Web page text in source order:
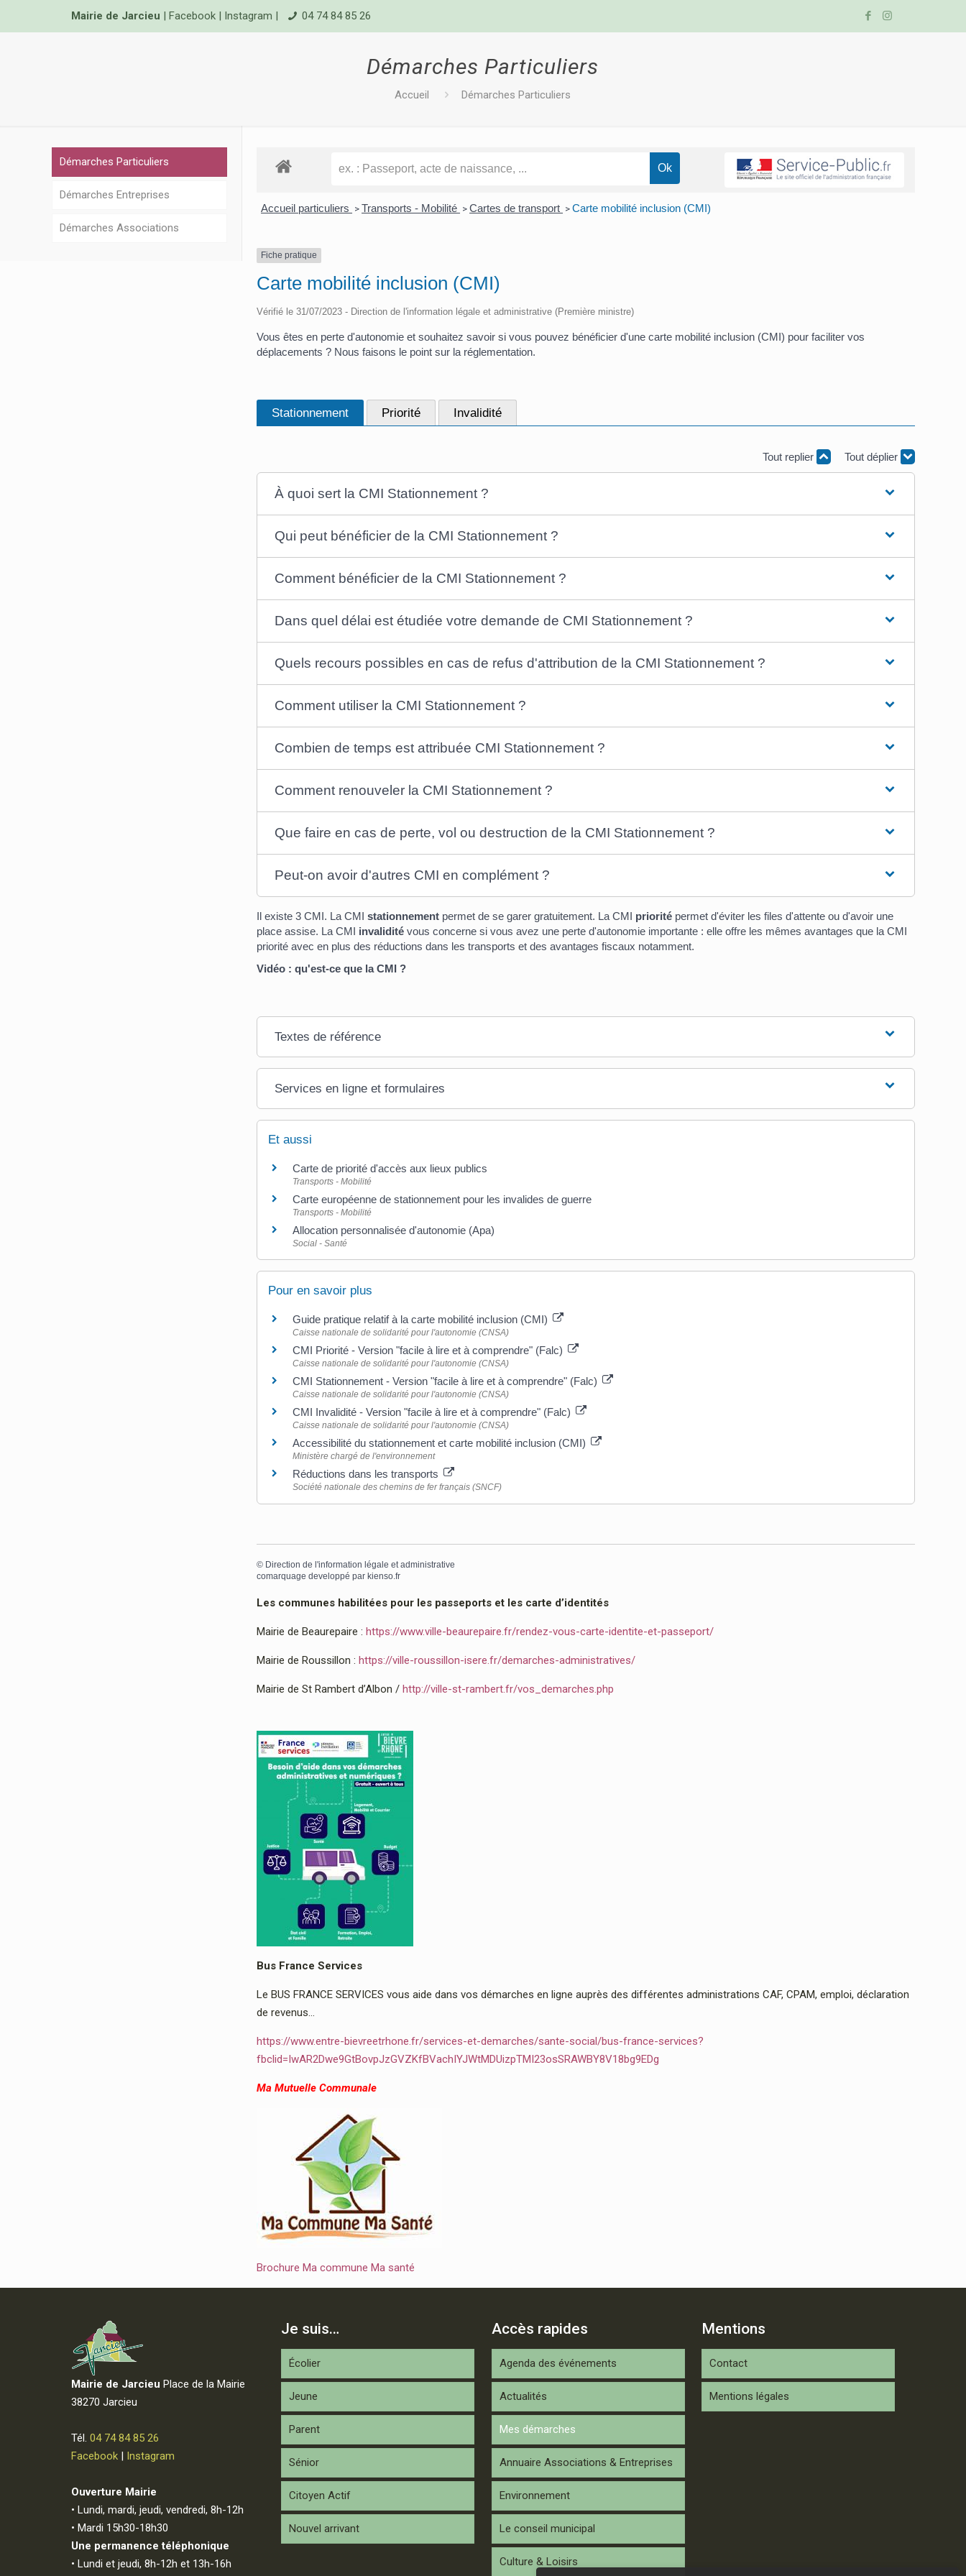
Mairie de Jarcieu | Facebook| Instagram | 04 74 84 85 26
Démarches Particuliers
Accueil Démarches Particuliers
Accueil particuliers > Transports - Mobilité > Cartes de transport > Carte mobilité inclusion (CMI)
Fiche pratique
Carte mobilité inclusion (CMI)
Vérifié le 31/07/2023 - Direction de l'information légale et administrative (Première ministre)
Vous êtes en perte d'autonomie et souhaitez savoir si vous pouvez bénéficier d'une carte mobilité inclusion (CMI) pour faciliter vos
déplacements ? Nous faisons le point sur la réglementation.
Stationnement Priorité Invalidité
Tout replier Tout déplier
À quoi sert la CMI Stationnement ?
Qui peut bénéficier de la CMI Stationnement ?
Comment bénéficier de la CMI Stationnement ?
Dans quel délai est étudiée votre demande de CMI Stationnement ?
Quels recours possibles en cas de refus d'attribution de la CMI Stationnement ?
Comment utiliser la CMI Stationnement ?
Combien de temps est attribuée CMI Stationnement ?
Comment renouveler la CMI Stationnement ?
Que faire en cas de perte, vol ou destruction de la CMI Stationnement ?
Peut-on avoir d'autres CMI en complément ?
Il existe 3 CMI. La CMI stationnementpermet de se garer gratuitement. La CMI prioritépermet d'éviter les files d'attente ou d'avoir une
place assise. La CMI invaliditévous concerne si vous avez une perte d'autonomie importante : elle offre les mêmes avantages que la CMI
priorité avec en plus des réductions dans les transports et des avantages fiscaux notamment.
Vidéo : qu'est-ce que la CMI ?
Textes de référence
Services en ligne et formulaires
Et aussi
Carte de priorité d'accès aux lieux publics
Transports - Mobilité
Carte européenne de stationnement pour les invalides de guerre
Transports - Mobilité
Allocation personnalisée d'autonomie (Apa)
Social - Santé
Pour en savoir plus
Guide pratique relatif à la carte mobilité inclusion (CMI)
Caisse nationale de solidarité pour l'autonomie (CNSA)
CMI Priorité - Version "facile à lire et à comprendre" (Falc)
Caisse nationale de solidarité pour l'autonomie (CNSA)
CMI Stationnement - Version "facile à lire et à comprendre" (Falc)
Caisse nationale de solidarité pour l'autonomie (CNSA)
CMI Invalidité - Version "facile à lire et à comprendre" (Falc)
Caisse nationale de solidarité pour l'autonomie (CNSA)
Accessibilité du stationnement et carte mobilité inclusion (CMI)
Ministère chargé de l'environnement
Réductions dans les transports
Société nationale des chemins de fer français (SNCF)
© Direction de l'information légale et administrative
comarquage developpé par kienso.fr
Les communes habilitées pour les passeports et les carte d’identités
Mairie de Beaurepaire : https://www.ville-beaurepaire.fr/rendez-vous-carte-identite-et-passeport/
Mairie de Roussillon : https://ville-roussillon-isere.fr/demarches-administratives/
Mairie de St Rambert d’Albon / http://ville-st-rambert.fr/vos_demarches.php
Bus France Services
Le BUS FRANCE SERVICES vous aide dans vos démarches en ligne auprès des différentes administrations CAF, CPAM, emploi, déclaration
de revenus…
https://www.entre-bievreetrhone.fr/services-et-demarches/sante-social/bus-france-services?
fbclid=IwAR2Dwe9GtBovpJzGVZKfBVachIYJWtMDUizpTMI23osSRAWBY8V18bg9EDg
Ma Mutuelle Communale
Brochure Ma commune Ma santé
Démarches Particuliers
Démarches Entreprises
Démarches Associations
Mairie de Jarcieu Place de la Mairie
38270 Jarcieu
Tél. 04 74 84 85 26
Facebook| Instagram
Ouverture Mairie
• Lundi, mardi, jeudi, vendredi, 8h-12h
• Mardi 15h30-18h30
Une permanence téléphonique
• Lundi et jeudi, 8h-12h et 13h-16h
Je suis…
Écolier
Jeune
Parent
Sénior
Citoyen Actif
Nouvel arrivant
Accès rapides
Agenda des événements
Actualités
Mes démarches
Annuaire Associations & Entreprises
Environnement
Le conseil municipal
Culture & Loisirs
Mentions
Contact
Mentions légales